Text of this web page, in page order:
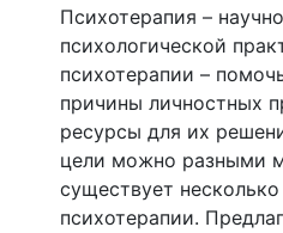
Психотерапия –
психологической
психотерапии –
причины личностных
ресурсы для их
цели можно разными
существует
психотерапии.